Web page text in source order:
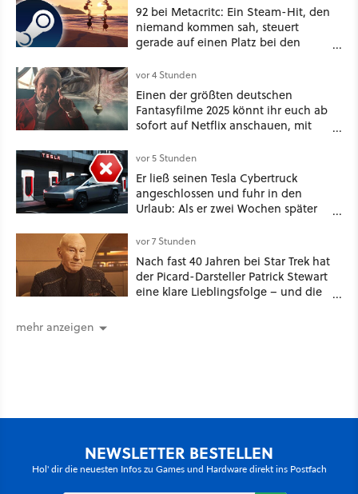
92 bei Metacritc: Ein Steam-Hit, den
niemand kommen sah, steuert
gerade auf einen Platz bei den
vor 4 Stunden
Einen der größten deutschen
Fantasyfilme 2025 könnt ihr euch ab
sofort auf Netflix anschauen, mit
vor 5 Stunden
Er ließ seinen Tesla Cybertruck
angeschlossen und fuhr in den
Urlaub: Als er zwei Wochen später
mehr an [Best of GameStar]
vor 7 Stunden
Nach fast 40 Jahren bei Star Trek hat
der Picard-Darsteller Patrick Stewart
eine klare Lieblingsfolge – und die
mehr anzeigen
NEWSLETTER BESTELLEN
Hol' dir die neuesten Infos zu Games und Hardware direkt ins Postfach